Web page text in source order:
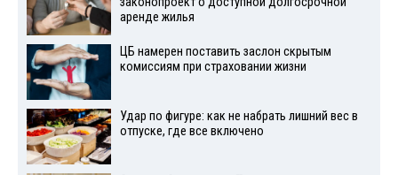
аренде жилья
ЦБ намерен поставить заслон скрытым
комиссиям при страховании жизни
Удар по фигуре: как не набрать лишний вес в
отпуске, где все включено